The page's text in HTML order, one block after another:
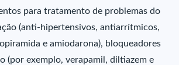
para tratamento de problemas do
(anti-hipertensivos, antiarrítmicos,
e amiodarona), bloqueadores
(por exemplo, verapamil, diltiazem e